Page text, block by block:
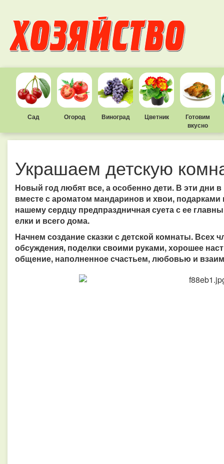
Сад Огород Виноград Цветник
Готовим
вкусно
Украшаем детскую
Новый год любят все, а особенно дети. В эти дни
вместе с ароматом мандаринов и хвои,
нашему сердцу предпраздничная суета с ее
елки и всего дома.
Начнем создание сказки с детской комнаты. Всех
обсуждения, поделки своими руками, хорошее
общение, наполненное счастьем, любовью и